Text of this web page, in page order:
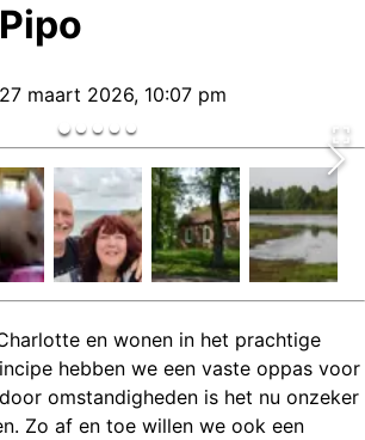
27 maart 2026, 10:07 pm
en wonen in het prachtige
hebben we een vaste oppas voor
omstandigheden is het nu onzeker
Zo af en toe willen we ook een